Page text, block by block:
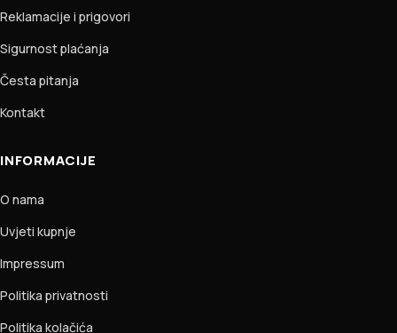
Reklamacije i prigovori
Sigurnost plaćanja
Česta pitanja
Kontakt
INFORMACIJE
O nama
Uvjeti kupnje
Impressum
Politika privatnosti
Politika kolačića